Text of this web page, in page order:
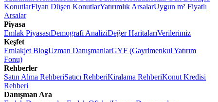
KonutlarFiyatı Düşen KonutlarYatırımlık ArsalarUygun m² Fiyatlı
Arsalar
Piyasa
Emlak PiyasasıDemografi AnaliziDeğer HaritalarıVerilerimiz
Keşfet
Emlakjet BlogUzman DanışmanlarGYF (Gayrimenkul Yatırım
Fonu)
Rehberler
Satın Alma RehberiSatıcı RehberiKiralama RehberiKonut Kredisi
Rehberi
Danışman Ara